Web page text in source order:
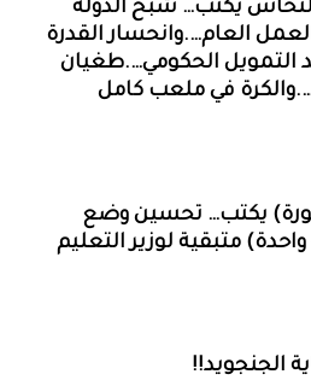
يكتب… شبح الدولة
العام….وانحسار القدرة
التمويل الحكومي….طغيان
في ملعب كامل
يكتب… تحسين وضع
متبقية لوزير التعليم
الجنجويد!!